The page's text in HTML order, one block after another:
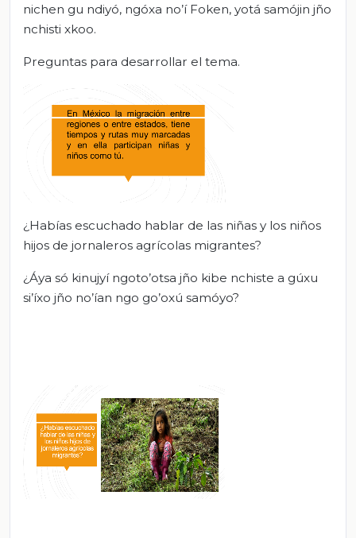
nichen gu ndiyó, ngóxa no’í Foken, yotá samójin jño
nchisti xkoo.
Preguntas para desarrollar el tema.
¿Habías escuchado hablar de las niñas y los niños
hijos de jornaleros agrícolas migrantes?
¿Áya só kinujyí ngoto’otsa jño kibe nchiste a gúxu
si’íxo jño no’ían ngo go’oxú samóyo?